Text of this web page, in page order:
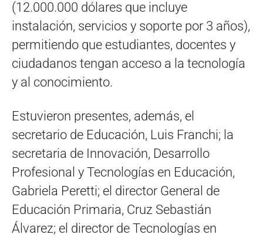
(12.000.000 dólares que incluye
instalación, servicios y soporte por 3 años),
permitiendo que estudiantes, docentes y
ciudadanos tengan acceso a la tecnología
y al conocimiento.
Estuvieron presentes, además, el
secretario de Educación, Luis Franchi; la
secretaria de Innovación, Desarrollo
Profesional y Tecnologías en Educación,
Gabriela Peretti; el director General de
Educación Primaria, Cruz Sebastián
Álvarez; el director de Tecnologías en